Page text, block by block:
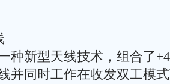
种新型天线技术，组合了
并同时工作在收发双工模